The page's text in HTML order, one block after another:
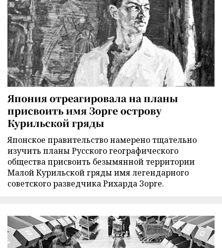
Япония отреагировала на планы
присвоить имя Зорге острову
Курильской гряды
Японское правительство намерено тщательно
изучить планы Русского географического
общества присвоить безымянной территории
Малой Курильской гряды имя легендарного
советского разведчика Рихарда Зорге.